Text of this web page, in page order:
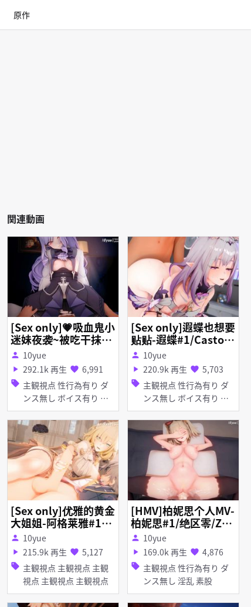
原作
関連動画
[Sex only]💗吸血鬼小
迷妹夜袭~被吃干抹净
🔥-薇薇安#1/薇薇安/
Vivian/ビビアン/Zenl
essZoneZero/ゼンレ
スゾーンゼロ/绝区零
(📢3m31s)
person 10yue
play_arrow 292.1k 再生 favorite 6,991
sell 主観視点 性行為有り ダ
ンス無し ボイス有り 淫
乱 タイツ・ストッキング
[Sex only]遐蝶也想要
贴贴-遐蝶#1/Castori
ce/キャストリス/Hon
kaiStarRail/崩壊スタ
ーレイル/崩坏星穹铁
道(📢3m25s)
person 10yue
play_arrow 220.9k 再生 favorite 5,703
sell 主観視点 性行為有り ダ
ンス無し ボイス有り 淫
乱 タイツ・ストッキング
アヘ顔 口内射精 ディー
プスロート 手コキ フェ
ラ
[Sex only]优雅的黄金
大姐姐-阿格莱雅#1
\\アグライア(スター
レイル)\\Aglaea\\崩
壊スターレイル\\崩坏
星穹铁道(📢2m)
person 10yue
play_arrow 215.9k 再生 favorite 5,127
sell 主観視点 主観視点 主観
視点 主観視点 主観視点
[HMV]柏妮思个人MV-
柏妮思#1/绝区零/Zen
lessZoneZero/ゼンレ
スゾーンゼロ/Burnic
e/バーニス・ホワイト
(📢3m30s)
person 10yue
play_arrow 169.0k 再生 favorite 4,876
sell 主観視点 性行為有り ダ
ンス無し 淫乱 素股